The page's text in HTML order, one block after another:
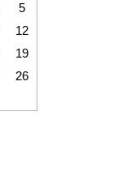
5
12
19
26